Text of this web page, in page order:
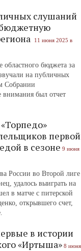
слушаний
11 июня 2025 в
областного бюджета за
на публичных
Собрании
внимания был отчет
первой
в сезоне 9 июня
России во Второй лиге
удалось выиграть на
в матче с питерской
открывшего счет,
в истории
«Иртыша» 8 июня